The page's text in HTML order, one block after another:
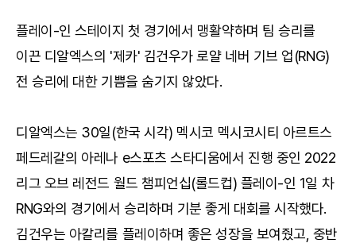
플레이-인 스테이지 첫 경기에서 맹활약하며 팀 승리를
이끈 디알엑스의 '제카' 김건우가 로얄 네버 기브 업(RNG)
전 승리에 대한 기쁨을 숨기지 않았다.
디알엑스는 30일(한국 시각) 멕시코 멕시코시티 아르트스
페드레갈의 아레나 e스포츠 스타디움에서 진행 중인 2022
리그 오브 레전드 월드 챔피언십(롤드컵) 플레이-인 1일 차
RNG와의 경기에서 승리하며 기분 좋게 대회를 시작했다.
김건우는 아칼리를 플레이하며 좋은 성장을 보여줬고, 중반